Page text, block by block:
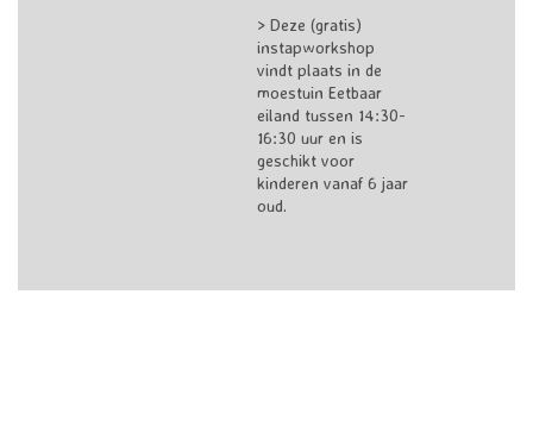
> Deze (gratis)
instapworkshop
vindt plaats in de
moestuin Eetbaar
eiland tussen 14:30-
16:30 uur en is
geschikt voor
kinderen vanaf 6 jaar
oud.